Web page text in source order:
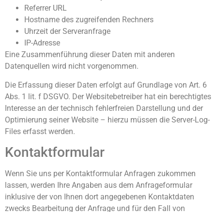
Referrer URL
Hostname des zugreifenden Rechners
Uhrzeit der Serveranfrage
IP-Adresse
Eine Zusammenführung dieser Daten mit anderen
Datenquellen wird nicht vorgenommen.
Die Erfassung dieser Daten erfolgt auf Grundlage von Art. 6
Abs. 1 lit. f DSGVO. Der Websitebetreiber hat ein berechtigtes
Interesse an der technisch fehlerfreien Darstellung und der
Optimierung seiner Website – hierzu müssen die Server-Log-
Files erfasst werden.
Kontaktformular
Wenn Sie uns per Kontaktformular Anfragen zukommen
lassen, werden Ihre Angaben aus dem Anfrageformular
inklusive der von Ihnen dort angegebenen Kontaktdaten
zwecks Bearbeitung der Anfrage und für den Fall von